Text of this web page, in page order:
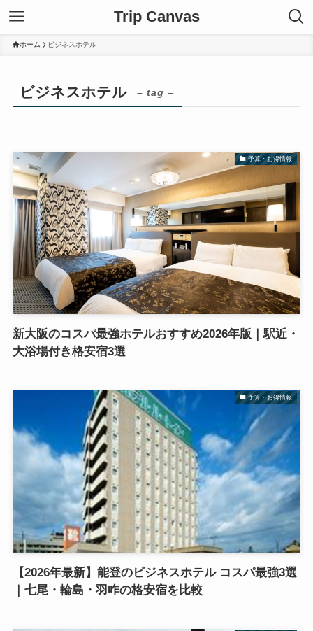
Trip Canvas
ホーム ビジネスホテル
ビジネスホテル – tag –
予算・お得情報
新大阪のコスパ最強ホテルおすすめ2026年版｜駅近・
大浴場付き格安宿3選
予算・お得情報
【2026年最新】能登のビジネスホテル コスパ最強3選
｜七尾・輪島・羽咋の格安宿を比較